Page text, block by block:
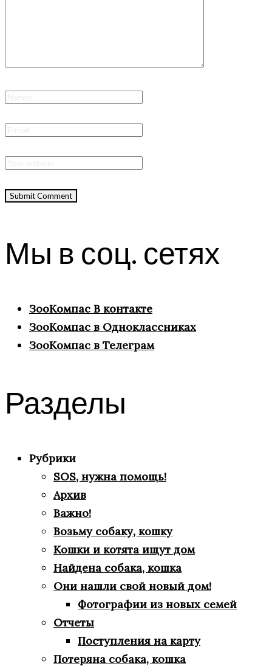
Мы в соц. сетях
ЗооКомпас В контакте
ЗооКомпас в Одноклассниках
ЗооКомпас в Телеграм
Разделы
Рубрики
SOS, нужна помощь!
Архив
Важно!
Возьму собаку, кошку
Кошки и котята ищут дом
Найдена собака, кошка
Они нашли свой новый дом!
Фотографии из новых семей
Отчеты
Поступления на карту
Потеряна собака, кошка